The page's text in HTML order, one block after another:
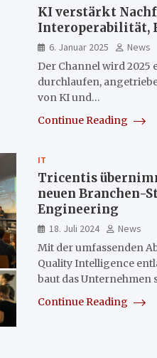
KI verstärkt
Interoperabilität,
6. Januar 2025
News
Der Channel wird
durchlaufen,
von KI und…
Continue Reading
IT
Tricentis
neuen Branchen-
Engineering
18. Juli 2024
News
Mit der umfassenden
Quality Intelligence
baut das Unternehmen
Continue Reading